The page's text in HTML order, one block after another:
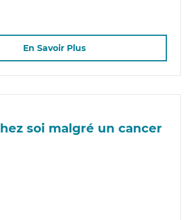
En Savoir Plus
soi malgré un cancer